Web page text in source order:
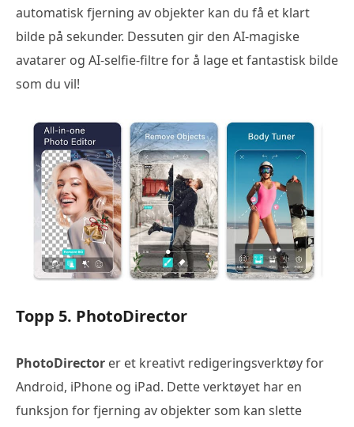
automatisk fjerning av objekter kan du få et klart
bilde på sekunder. Dessuten gir den AI-magiske
avatarer og AI-selfie-filtre for å lage et fantastisk bilde
som du vil!
Topp 5. PhotoDirector
PhotoDirector er et kreativt redigeringsverktøy for
Android, iPhone og iPad. Dette verktøyet har en
funksjon for fjerning av objekter som kan slette